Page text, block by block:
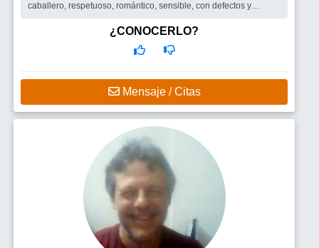
caballero, respetuoso, romántico, sensible, con defectos y
Me agradaría conocer una mujer, fundamentalmente
femenina, que me seduzca al verla, es lo primero que notamos
,pero su interior es algo muy importante. Elegante y con estilo,
¿CONOCERLO?
Mensaje / Citas